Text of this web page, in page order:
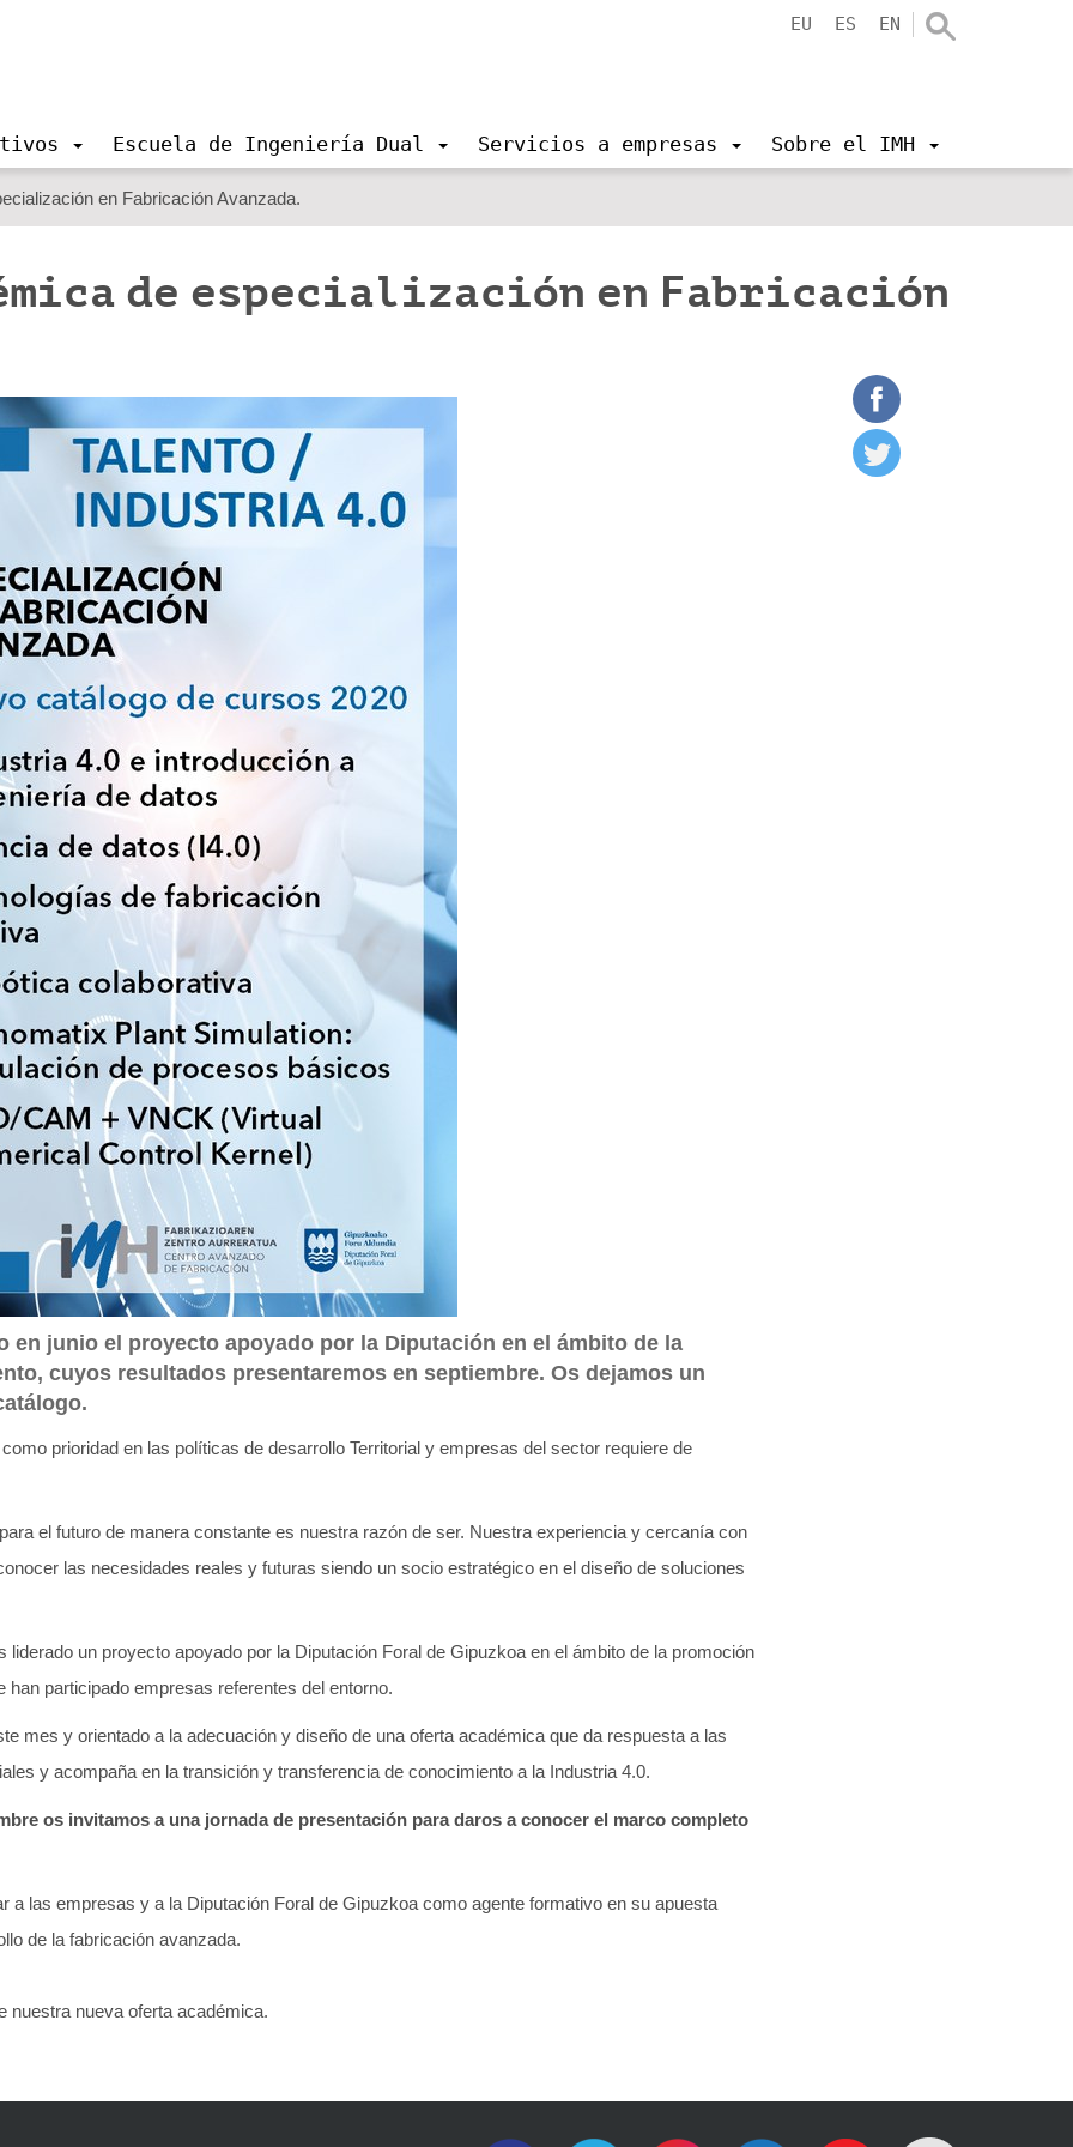
EU ES EN
Escuela de Ingeniería Dual Servicios a empresas Sobre el IMH
en Fabricación Avanzada.
de especialización en Fabricación
en junio el proyecto apoyado por la Diputación en el ámbito de la
cuyos resultados presentaremos en septiembre. Os dejamos un
prioridad en las políticas de desarrollo Territorial y empresas del sector requiere de
el futuro de manera constante es nuestra razón de ser. Nuestra experiencia y cercanía con
las necesidades reales y futuras siendo un socio estratégico en el diseño de soluciones
liderado un proyecto apoyado por la Diputación Foral de Gipuzkoa en el ámbito de la promoción
han participado empresas referentes del entorno.
mes y orientado a la adecuación y diseño de una oferta académica que da respuesta a las
y acompaña en la transición y transferencia de conocimiento a la Industria 4.0.
os invitamos a una jornada de presentación para daros a conocer el marco completo
a las empresas y a la Diputación Foral de Gipuzkoa como agente formativo en su apuesta
de la fabricación avanzada.
nuestra nueva oferta académica.